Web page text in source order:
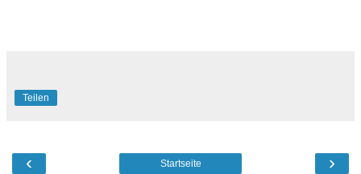
Teilen
‹ ›
Startseite